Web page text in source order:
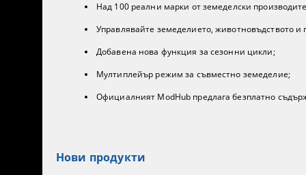
Над 100 реални марки от земеделски
Управлявайте земеделието, животновъдството и
Добавена нова функция за сезонни цикли;
Мултиплейър режим за съвместно земеделие;
Официалният ModHub предлага безплатно
Нови продукти